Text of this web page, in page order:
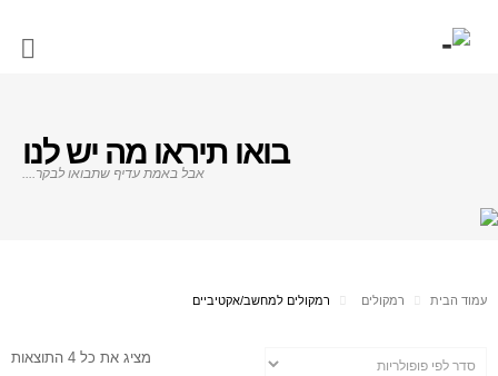
בואו תיראו מה יש לנו
אבל באמת עדיף שתבואו לבקר....
עמוד הבית רמקולים רמקולים למחשב/אקטיביים
מציג את כל 4 התוצאות